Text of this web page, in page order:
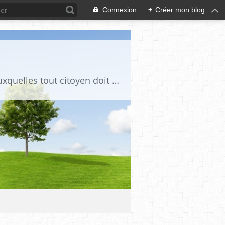
Connexion + Créer mon blog
Ce blog est destiné à stimuler l'intérêt du lecteur pour des questions de société auxquelles tout citoyen doit être en mesure d'apporter des réponses, individuelles ou collectives, en conscience et en responsabilité !